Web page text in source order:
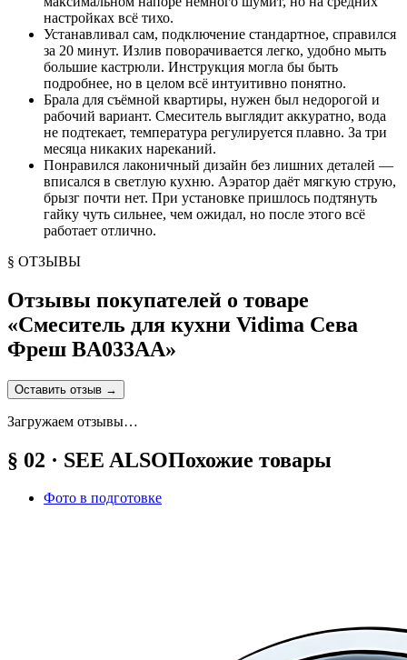
настройках всё тихо.
Устанавливал сам, подключение стандартное, справился
за 20 минут. Излив поворачивается легко, удобно мыть
большие кастрюли. Инструкция могла бы быть
подробнее, но в целом всё интуитивно понятно.
Брала для съёмной квартиры, нужен был недорогой и
рабочий вариант. Смеситель выглядит аккуратно, вода
не подтекает, температура регулируется плавно. За три
месяца никаких нареканий.
Понравился лаконичный дизайн без лишних деталей —
вписался в светлую кухню. Аэратор даёт мягкую струю,
брызг почти нет. При установке пришлось подтянуть
гайку чуть сильнее, чем ожидал, но после этого всё
работает отлично.
§ ОТЗЫВЫ
Отзывы покупателей о товаре
«Смеситель для кухни Vidima Сева
Фреш BA033AA»
Оставить отзыв →
Загружаем отзывы…
§ 02 · SEE ALSOПохожие товары
Фото в подготовке